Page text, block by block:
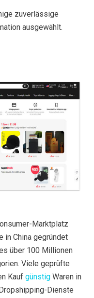
zuverlässige
ausgewählt.
Marktplatz
in China gegründet
über 100 Millionen
Viele geprüfte
Kauf günstig Waren in
Dienste